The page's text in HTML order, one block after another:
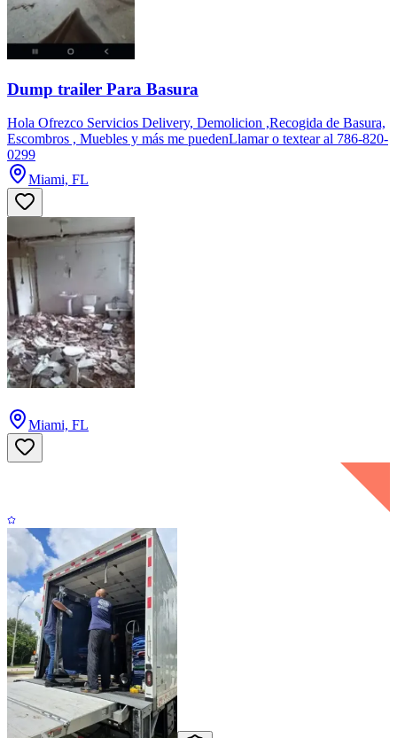
Dump trailer Para Basura
Hola Ofrezco Servicios Delivery, Demolicion ,Recogida de Basura,
Escombros , Muebles y más me puedenLlamar o textear al 786-820-
0299
Miami, FL
Miami, FL